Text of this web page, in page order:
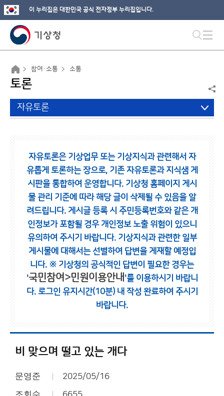
이 누리집은 대한민국 공식 전자정부 누리집입니다.
참여·소통 소통
토론
자유토론
자유토론은 기상업무 또는 기상지식과 관련해서 자
유롭게 토론하는 장으로, 기존 자유토론과 지식샘 게
시판을 통합하여 운영합니다. 기상청 홈페이지 게시
물 관리 기준에 따라 해당 글이 삭제될 수 있음을 알
려드립니다. 게시글 등록 시 주민등록번호와 같은 개
인정보가 포함될 경우 개인정보 노출 위험이 있으니
유의하여 주시기 바랍니다. 기상지식과 관련한 일부
게시물에 대해서는 선별하여 답변을 게재할 예정입
니다. ※ 기상청의 공식적인 답변이 필요한 경우는
'국민참여>민원이용안내 '를 이용하시기 바랍니
다. 로그인 유지시간(10분) 내 작성 완료하여 주시기
바랍니다.
비 맞으며 떨고 있는 개다
문영준 2025/05/16